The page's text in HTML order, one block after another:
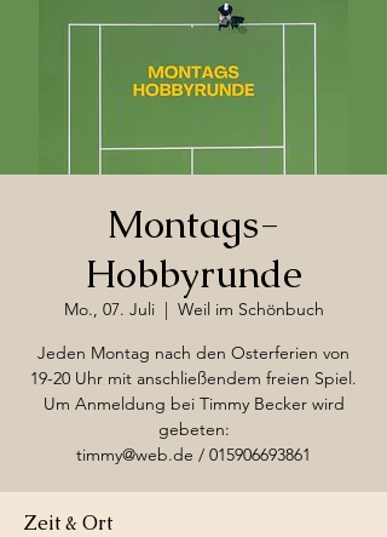
Montags-
Hobbyrunde
Mo., 07. Juli
  |
Weil im Schönbuch
Jeden Montag nach den Osterferien von
19-20 Uhr mit anschließendem freien Spiel.
Um Anmeldung bei Timmy Becker wird
gebeten:
timmy@web.de / 015906693861
Zeit & Ort